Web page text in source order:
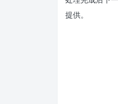
提供。